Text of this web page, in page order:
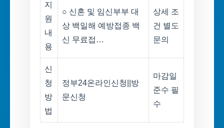
지
원
내
용
○ 신혼 및 임신부부 대
상 백일해 예방접종 백
신 무료접…
상세 조
건 별도
문의
신
청
방
법
정부24온라인신청||방
문신청
마감일
준수 필
수